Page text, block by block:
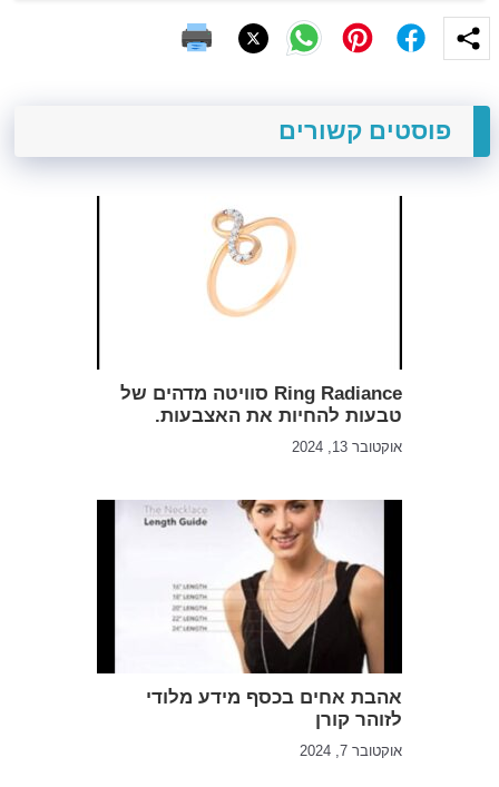
פוסטים קשורים
Ring Radiance סוויטה מדהים של
טבעות להחיות את האצבעות.
אוקטובר 13, 2024
אהבת אחים בכסף מידע מלודי
לזוהר קורן
אוקטובר 7, 2024